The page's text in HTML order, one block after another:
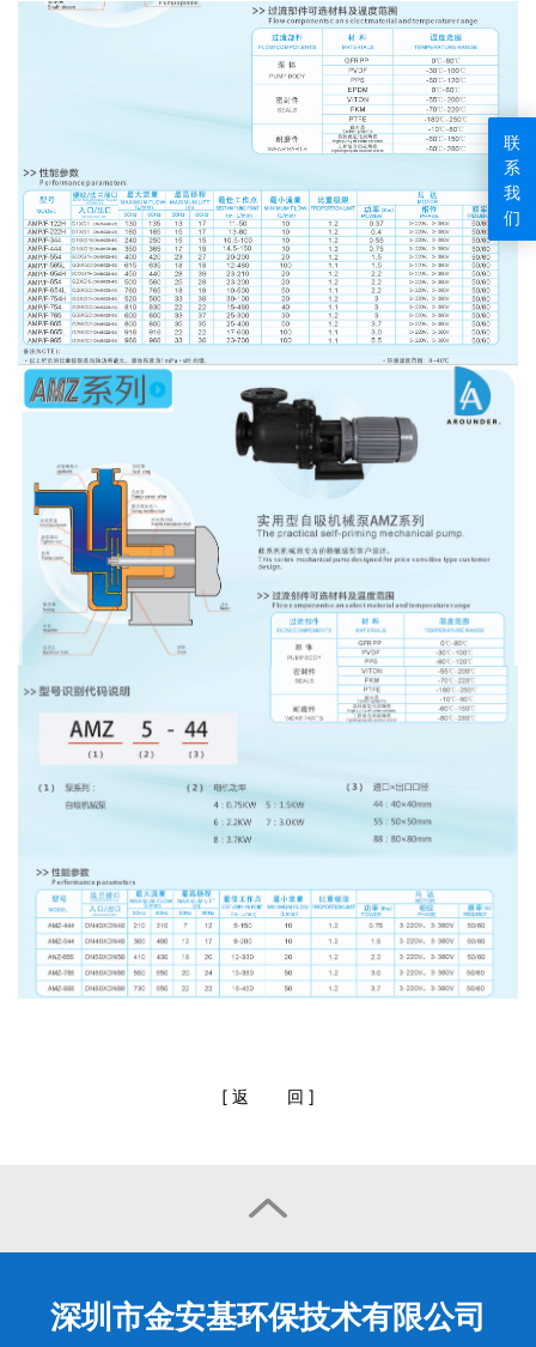
[ 返 回 ]

深圳市金安基环保技术有限公司
联
系
我
们